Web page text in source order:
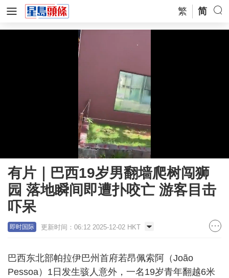
繁 简
Loaded
77.88%
有片｜巴西19岁男翻墙爬树闯狮
园 落地瞬间即遭扑咬亡 游客目击
吓呆
即时国际 更新时间：06:12 2025-12-02 HKT
巴西东北部帕拉伊巴州首府若昂佩索阿（João
Pessoa）1日发生骇人意外，一名19岁青年翻越6米